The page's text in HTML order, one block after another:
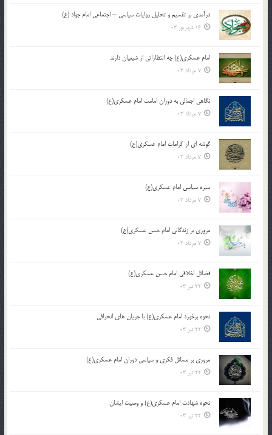
درآمدی بر تقسیم و تحلیل روایات سیاسی – اجتماعی امام جواد (ع)
16 شهریور 03
امام عسکری(ع) چه انتظاراتی از شیعیان دارند
7 مرداد 03
نگاهی اجمالی به دوران امامت امام عسکری(ع)
7 مرداد 03
گوشه ای از کرامات امام عسکری(ع)
7 مرداد 03
سیره سیاسی امام عسکری(ع)
7 مرداد 03
مروری بر زندگانی امام حسن عسکری(ع)
7 مرداد 03
فضائل اخلاقی امام حسن عسکری(ع)
22 تیر 03
نحوه برخورد امام عسکری(ع) با جریان های انحرافی
22 تیر 03
مروری بر مسائل فکری و سیاسی دوران امام عسکری(ع)
22 تیر 03
نحوه شهادت امام عسکری(ع) و وصیت ایشان
22 تیر 03